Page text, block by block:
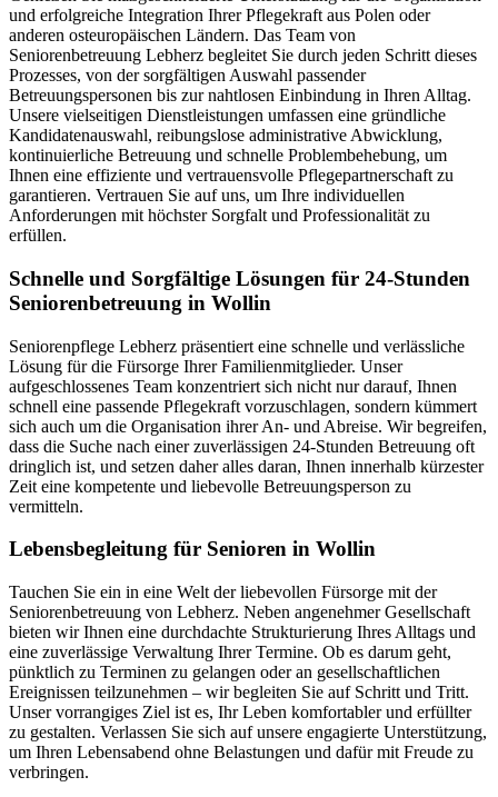
und erfolgreiche Integration Ihrer Pflegekraft aus Polen oder
anderen osteuropäischen Ländern. Das Team von
Seniorenbetreuung Lebherz begleitet Sie durch jeden Schritt dieses
Prozesses, von der sorgfältigen Auswahl passender
Betreuungspersonen bis zur nahtlosen Einbindung in Ihren Alltag.
Unsere vielseitigen Dienstleistungen umfassen eine gründliche
Kandidatenauswahl, reibungslose administrative Abwicklung,
kontinuierliche Betreuung und schnelle Problembehebung, um
Ihnen eine effiziente und vertrauensvolle Pflegepartnerschaft zu
garantieren. Vertrauen Sie auf uns, um Ihre individuellen
Anforderungen mit höchster Sorgfalt und Professionalität zu
erfüllen.
Schnelle und Sorgfältige Lösungen für 24-Stunden
Seniorenbetreuung in Wollin
Seniorenpflege Lebherz präsentiert eine schnelle und verlässliche
Lösung für die Fürsorge Ihrer Familienmitglieder. Unser
aufgeschlossenes Team konzentriert sich nicht nur darauf, Ihnen
schnell eine passende Pflegekraft vorzuschlagen, sondern kümmert
sich auch um die Organisation ihrer An- und Abreise. Wir begreifen,
dass die Suche nach einer zuverlässigen 24-Stunden Betreuung oft
dringlich ist, und setzen daher alles daran, Ihnen innerhalb kürzester
Zeit eine kompetente und liebevolle Betreuungsperson zu
vermitteln.
Lebensbegleitung für Senioren in Wollin
Tauchen Sie ein in eine Welt der liebevollen Fürsorge mit der
Seniorenbetreuung von Lebherz. Neben angenehmer Gesellschaft
bieten wir Ihnen eine durchdachte Strukturierung Ihres Alltags und
eine zuverlässige Verwaltung Ihrer Termine. Ob es darum geht,
pünktlich zu Terminen zu gelangen oder an gesellschaftlichen
Ereignissen teilzunehmen – wir begleiten Sie auf Schritt und Tritt.
Unser vorrangiges Ziel ist es, Ihr Leben komfortabler und erfüllter
zu gestalten. Verlassen Sie sich auf unsere engagierte Unterstützung,
um Ihren Lebensabend ohne Belastungen und dafür mit Freude zu
verbringen.